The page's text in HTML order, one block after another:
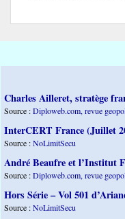
Charles Ailleret, stratège
Source :Diploweb.com, revue
InterCERT France (Juillet
Source :NoLimitSecu
André Beaufre et l’Institut
Source :Diploweb.com, revue
Hors Série – Vol 501
Source :NoLimitSecu